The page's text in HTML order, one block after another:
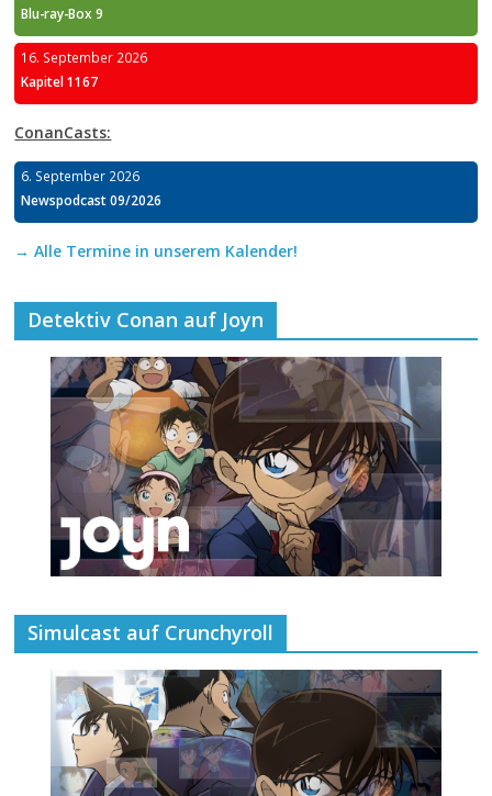
Blu-ray-Box 9
16. September 2026
Kapitel 1167
ConanCasts:
6. September 2026
Newspodcast 09/2026
→ Alle Termine in unserem Kalender!
Detektiv Conan auf Joyn
Simulcast auf Crunchyroll